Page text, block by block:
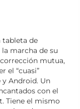
tableta de
marcha de su
mutua,
el “cuasi”
Android. Un
con el
Tiene el mismo